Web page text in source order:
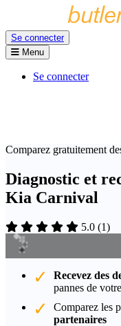
Se connecter
Menu
Se connecter
Comparez gratuitement
Diagnostic et
Kia Carnival
5.0 (1)
Recevez des
pannes de
Comparez les
partenaires